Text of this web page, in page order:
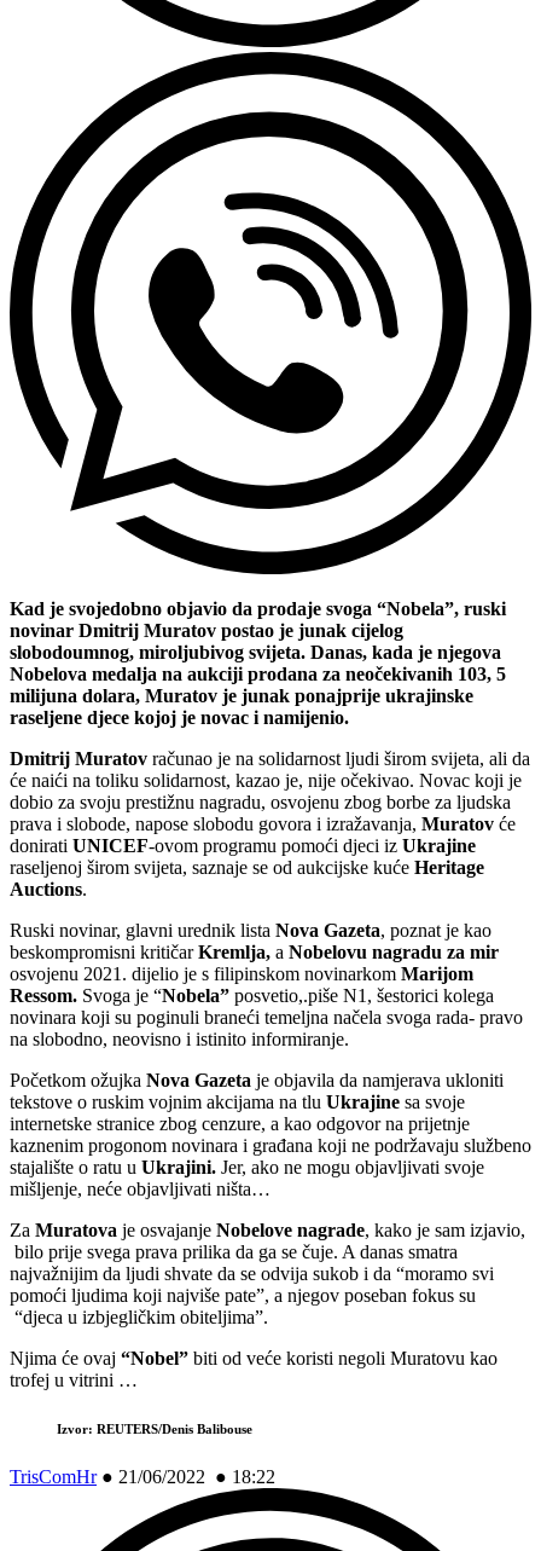
Kad je svojedobno objavio da prodaje svoga “Nobela”, ruski
novinar Dmitrij Muratov postao je junak cijelog
slobodoumnog, miroljubivog svijeta. Danas, kada je njegova
Nobelova medalja na aukciji prodana za neočekivanih 103, 5
milijuna dolara, Muratov je junak ponajprije ukrajinske
raseljene djece kojoj je novac i namijenio.
Dmitrij Muratov računao je na solidarnost ljudi širom svijeta, ali da
će naići na toliku solidarnost, kazao je, nije očekivao. Novac koji je
dobio za svoju prestižnu nagradu, osvojenu zbog borbe za ljudska
prava i slobode, napose slobodu govora i izražavanja, Muratov će
donirati UNICEF-ovom programu pomoći djeci iz Ukrajine
raseljenoj širom svijeta, saznaje se od aukcijske kuće Heritage
Auctions.
Ruski novinar, glavni urednik lista Nova Gazeta, poznat je kao
beskompromisni kritičarKremlja, a Nobelovu nagradu za mir
osvojenu 2021. dijelio je s filipinskom novinarkom Marijom
Ressom. Svoga je “Nobela” posvetio,.piše N1, šestorici kolega
novinara koji su poginuli braneći temeljna načela svoga rada- pravo
na slobodno, neovisno i istinito informiranje.
Početkom ožujka Nova Gazeta je objavila da namjerava ukloniti
tekstove o ruskim vojnim akcijama na tlu Ukrajine sa svoje
internetske stranice zbog cenzure, a kao odgovor na prijetnje
kaznenim progonom novinara i građana koji ne podržavaju službeno
stajalište o ratu u Ukrajini. Jer, ako ne mogu objavljivati svoje
mišljenje, neće objavljivati ništa…
Za Muratova je osvajanje Nobelove nagrade, kako je sam izjavio,
bilo prije svega prava prilika da ga se čuje. A danas smatra
najvažnijim da ljudi shvate da se odvija sukob i da “moramo svi
pomoći ljudima koji najviše pate”, a njegov poseban fokus su
“djeca u izbjegličkim obiteljima”.
Njima će ovaj “Nobel” biti od veće koristi negoli Muratovu kao
trofej u vitrini …
Izvor: REUTERS/Denis Balibouse
TrisComHr● 21/06/2022 ● 18:22